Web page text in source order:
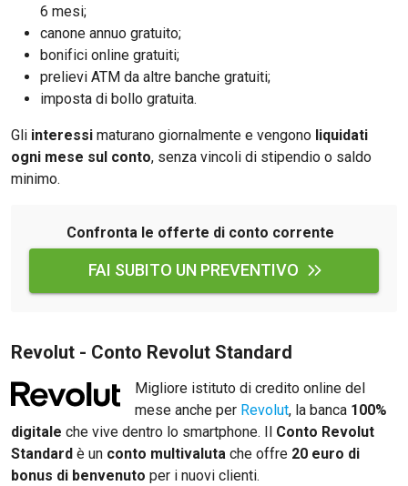
6 mesi;
canone annuo gratuito;
bonifici online gratuiti;
prelievi ATM da altre banche gratuiti;
imposta di bollo gratuita.
Gli interessi maturano giornalmente e vengono liquidati
ogni mese sul conto, senza vincoli di stipendio o saldo
minimo.
Confronta le offerte di conto corrente
FAI SUBITO UN PREVENTIVO
Revolut - Conto Revolut Standard
Migliore istituto di credito online del
mese anche per Revolut, la banca 100%
digitale che vive dentro lo smartphone. Il Conto Revolut
Standard è un conto multivaluta che offre 20 euro di
bonus di benvenuto per i nuovi clienti.